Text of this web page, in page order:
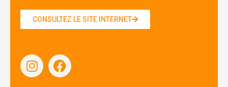
CONSULTEZ LE SITE INTERNET